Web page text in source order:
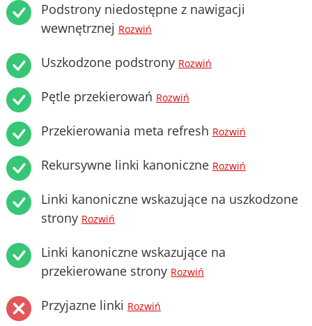
Podstrony niedostępne z nawigacji
wewnętrznej Rozwiń
Uszkodzone podstrony Rozwiń
Pętle przekierowań Rozwiń
Przekierowania meta refresh Rozwiń
Rekursywne linki kanoniczne Rozwiń
Linki kanoniczne wskazujące na uszkodzone
strony Rozwiń
Linki kanoniczne wskazujące na
przekierowane strony Rozwiń
Przyjazne linki Rozwiń